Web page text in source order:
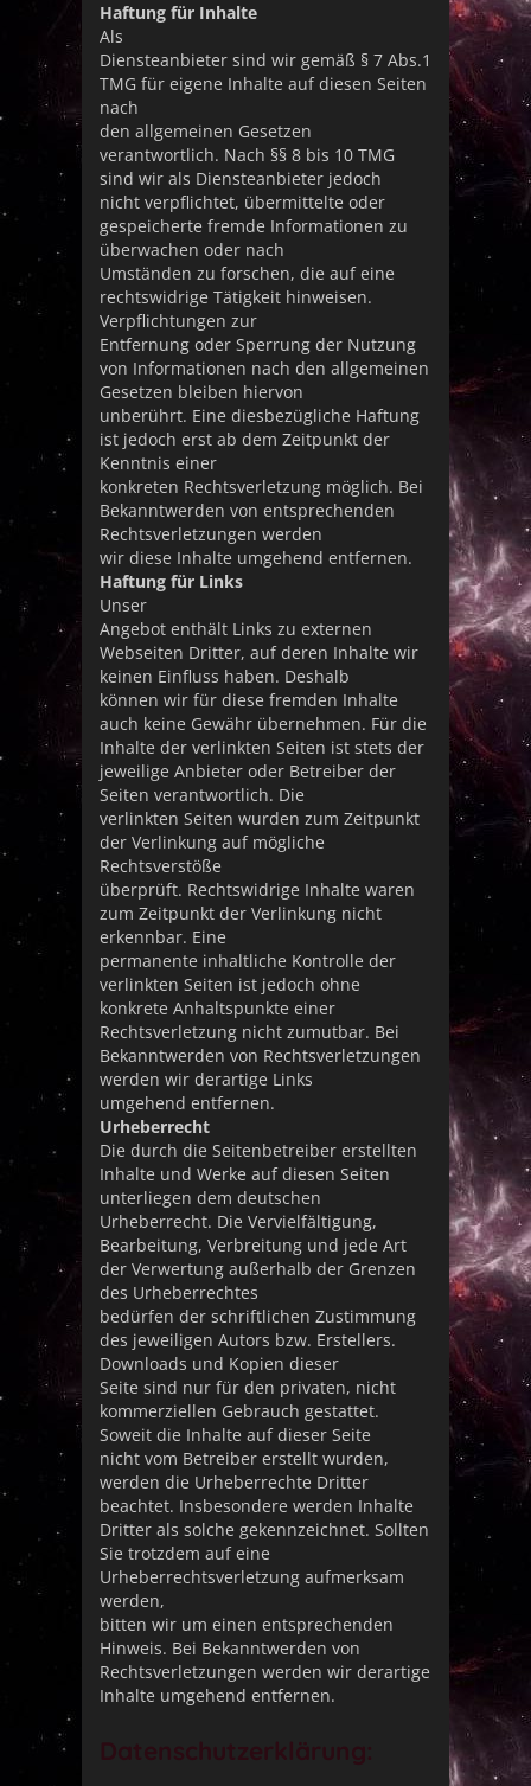
Haftung für Inhalte
Als
Diensteanbieter sind wir gemäß § 7 Abs.1
TMG für eigene Inhalte auf diesen Seiten
nach
den allgemeinen Gesetzen
verantwortlich. Nach §§ 8 bis 10 TMG
sind wir als Diensteanbieter jedoch
nicht verpflichtet, übermittelte oder
gespeicherte fremde Informationen zu
überwachen oder nach
Umständen zu forschen, die auf eine
rechtswidrige Tätigkeit hinweisen.
Verpflichtungen zur
Entfernung oder Sperrung der Nutzung
von Informationen nach den allgemeinen
Gesetzen bleiben hiervon
unberührt. Eine diesbezügliche Haftung
ist jedoch erst ab dem Zeitpunkt der
Kenntnis einer
konkreten Rechtsverletzung möglich. Bei
Bekanntwerden von entsprechenden
Rechtsverletzungen werden
wir diese Inhalte umgehend entfernen.
Haftung für Links
Unser
Angebot enthält Links zu externen
Webseiten Dritter, auf deren Inhalte wir
keinen Einfluss haben. Deshalb
können wir für diese fremden Inhalte
auch keine Gewähr übernehmen. Für die
Inhalte der verlinkten Seiten ist stets der
jeweilige Anbieter oder Betreiber der
Seiten verantwortlich. Die
verlinkten Seiten wurden zum Zeitpunkt
der Verlinkung auf mögliche
Rechtsverstöße
überprüft. Rechtswidrige Inhalte waren
zum Zeitpunkt der Verlinkung nicht
erkennbar. Eine
permanente inhaltliche Kontrolle der
verlinkten Seiten ist jedoch ohne
konkrete Anhaltspunkte einer
Rechtsverletzung nicht zumutbar. Bei
Bekanntwerden von Rechtsverletzungen
werden wir derartige Links
umgehend entfernen.
Urheberrecht
Die durch die Seitenbetreiber erstellten
Inhalte und Werke auf diesen Seiten
unterliegen dem deutschen
Urheberrecht. Die Vervielfältigung,
Bearbeitung, Verbreitung und jede Art
der Verwertung außerhalb der Grenzen
des Urheberrechtes
bedürfen der schriftlichen Zustimmung
des jeweiligen Autors bzw. Erstellers.
Downloads und Kopien dieser
Seite sind nur für den privaten, nicht
kommerziellen Gebrauch gestattet.
Soweit die Inhalte auf dieser Seite
nicht vom Betreiber erstellt wurden,
werden die Urheberrechte Dritter
beachtet. Insbesondere werden Inhalte
Dritter als solche gekennzeichnet. Sollten
Sie trotzdem auf eine
Urheberrechtsverletzung aufmerksam
werden,
bitten wir um einen entsprechenden
Hinweis. Bei Bekanntwerden von
Rechtsverletzungen werden wir derartige
Inhalte umgehend entfernen.